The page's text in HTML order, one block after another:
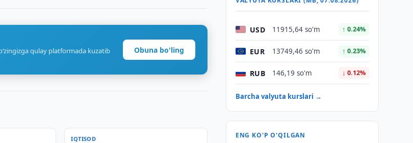
qulay platformada kuzatib
Obuna bo'ling
IQTISOD
USD 11915,64 so'm ↑ 0.24%
EUR 13749,46 so'm ↑ 0.23%
RUB 146,19 so'm ↓ 0.12%
Barcha valyuta kurslari →
ENG KO'P O'QILGAN